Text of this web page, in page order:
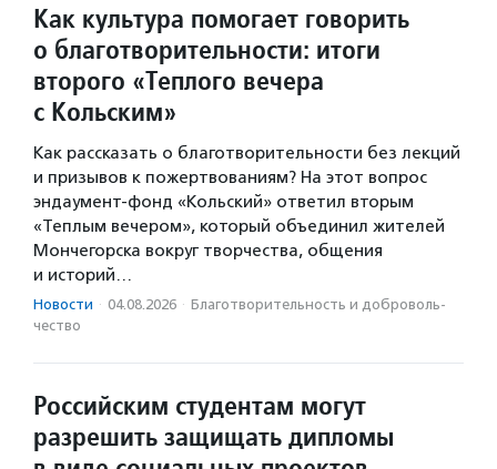
Как культура помогает говорить
о благотворительности: итоги
второго «Теплого вечера
с Кольским»
Как рассказать о благотворительности без лекций
и призывов к пожертвованиям? На этот вопрос
эндаумент-фонд «Кольский» ответил вторым
«Теплым вечером», который объединил жителей
Мончегорска вокруг творчества, общения
и историй…
Новости · 04.08.2026 · Благотвори­тель­ность и доброволь­
чест­во
Российским студентам могут
разрешить защищать дипломы